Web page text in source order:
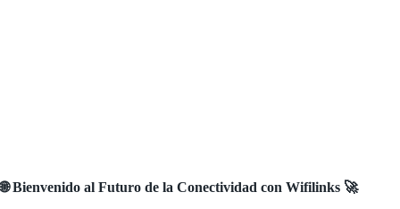
🌐 Bienvenido al Futuro de la Conectividad con Wifilinks 🚀